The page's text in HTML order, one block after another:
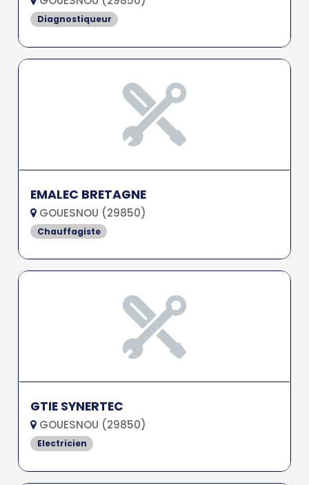
Diagnostiqueur
EMALEC BRETAGNE
GOUESNOU (29850)
Chauffagiste
GTIE SYNERTEC
GOUESNOU (29850)
Electricien